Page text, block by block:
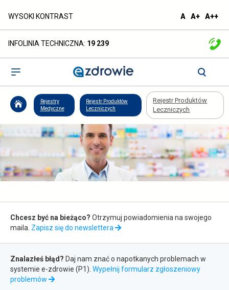
Rejestr
Produktów
Leczniczych
ezdrowie.gov.pl
WYSOKI KONTRAST A domyślna
A+większa
A++
INFOLINIA TECHNICZNA: 19 239
Otwórz
Rejestry
Medyczne
Rejestr Produktów
Leczniczych
Rejestr Produktów
Leczniczych
Zapis
do
newslettera
Chcesz być na bieżąco? Otrzymuj powiadomienia na swojego
maila. Zapisz się do newslettera
Zgłaszanie
błędów
Znalazłeś błąd? Daj nam znać o napotkanych problemach w
systemie e-zdrowie (P1). Wypełnij formularz zgłoszeniowy
problemów
otwiera